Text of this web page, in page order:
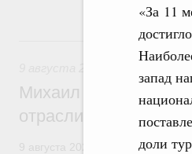
«За 11
запад
доли
Михаил Мишустин
отрасли с
9 августа 2026 года